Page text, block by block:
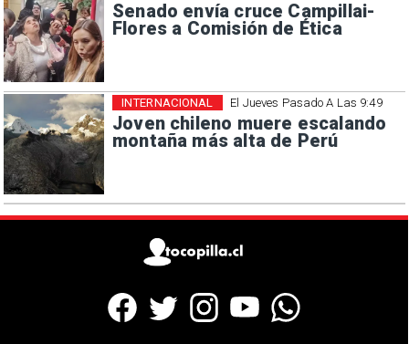
Senado envía cruce Campillai-
Flores a Comisión de Ética
El Jueves Pasado A Las 9:49
Joven chileno muere escalando
montaña más alta de Perú
INTERNACIONAL